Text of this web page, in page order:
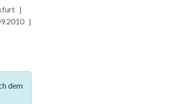
|
|
dem